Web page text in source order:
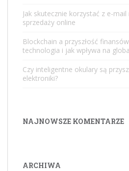
Jak skutecznie korzystać z e-
sprzedaży online
Blockchain a przyszłość
technologia i jak wpływa na
Czy inteligentne okulary są
elektroniki?
NAJNOWSZE KOMENTARZE
ARCHIWA